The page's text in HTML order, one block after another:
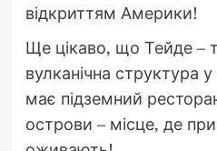
відкриттям Америки!
Ще цікаво, що Тейде –
вулканічна структура у
має підземний
острови – місце, де